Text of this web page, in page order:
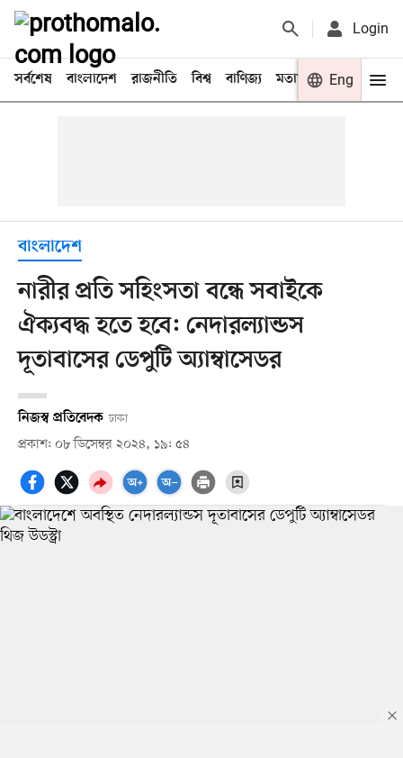
Login
সর্বশেষ বাংলাদেশ রাজনীতি বিশ্ব বাণিজ্য মতামত খেলা
Eng
বাংলাদেশ
নারীর প্রতি সহিংসতা বন্ধে সবাইকে
ঐক্যবদ্ধ হতে হবে: নেদারল্যান্ডস
দূতাবাসের ডেপুটি অ্যাম্বাসেডর
নিজস্ব প্রতিবেদক ঢাকা
প্রকাশ: ০৮ ডিসেম্বর ২০২৪, ১৯: ৫৪